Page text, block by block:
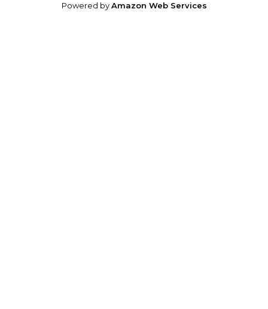
Powered byAmazon Web Services